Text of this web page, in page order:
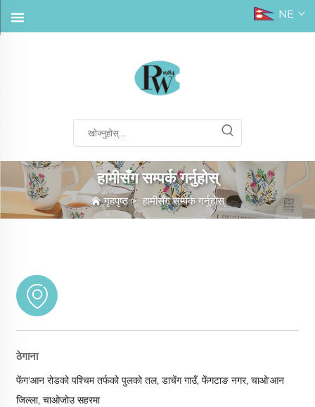
NE
हामीसँग सम्पर्क गर्नुहोस्
गृहपृष्ठ> हामीसँग सम्पर्क गर्नुहोस्
ठेगाना
फेंग'आन रोडको पश्चिम तर्फको पुलको तल, डाचेंग गाउँ, फेंगटाङ नगर, चाओ'आन
जिल्ला, चाओजोउ सहरमा